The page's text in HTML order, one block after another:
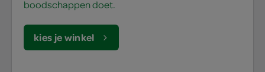
boodschappen doet.
kies je winkel